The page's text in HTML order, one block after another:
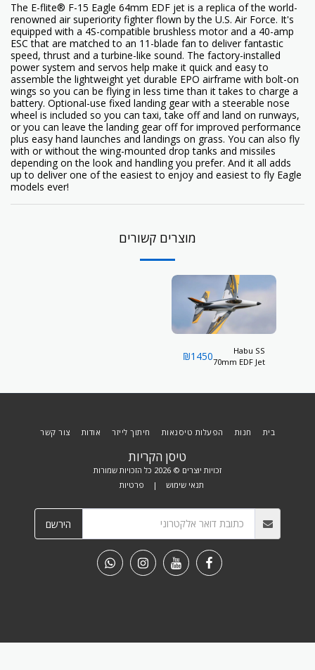
The E-flite® F-15 Eagle 64mm EDF jet is a replica of the world-
renowned air superiority fighter flown by the U.S. Air Force. It's
equipped with a 4S-compatible brushless motor and a 40-amp
ESC that are matched to an 11-blade fan to deliver fantastic
speed, thrust and a turbine-like sound. The factory-installed
power system and servos help make it quick and easy to
assemble the lightweight yet durable EPO airframe with bolt-on
wings so you can be flying in less time than it takes to charge a
battery. Optional-use fixed landing gear with a steerable nose
wheel is included so you can taxi, take off and land on runways,
or you can leave the landing gear off for improved performance
plus easy hand launches and landings on grass. You can also fly
with or without the wing-mounted drop tanks and missiles
depending on the look and handling you prefer. And it all adds
up to deliver one of the easiest to enjoy and easiest to fly Eagle
models ever!
מוצרים קשורים
Habu SS
70mm EDF Jet
₪1450
טיסן הקריות
זכויות יוצרים © 2026 כל הזכויות שמורות
תנאי שימוש | פרטיות
בית חנות הפעלות טיסנאות חיתוך לייזר אודות צור קשר
הירשם